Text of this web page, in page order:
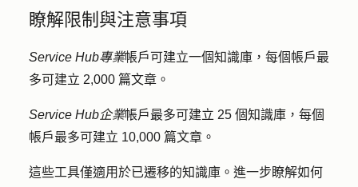
瞭解限制與注意事項
Service Hub專業帳戶可建立一個知識庫，每個帳戶最
多可建立 2,000 篇文章。
Service Hub企業帳戶最多可建立 25 個知識庫，每個
帳戶最多可建立 10,000 篇文章。
這些工具僅適用於已遷移的知識庫。進一步瞭解如何